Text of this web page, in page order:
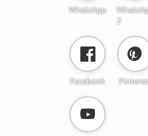
WhatsApp
2
Facebook